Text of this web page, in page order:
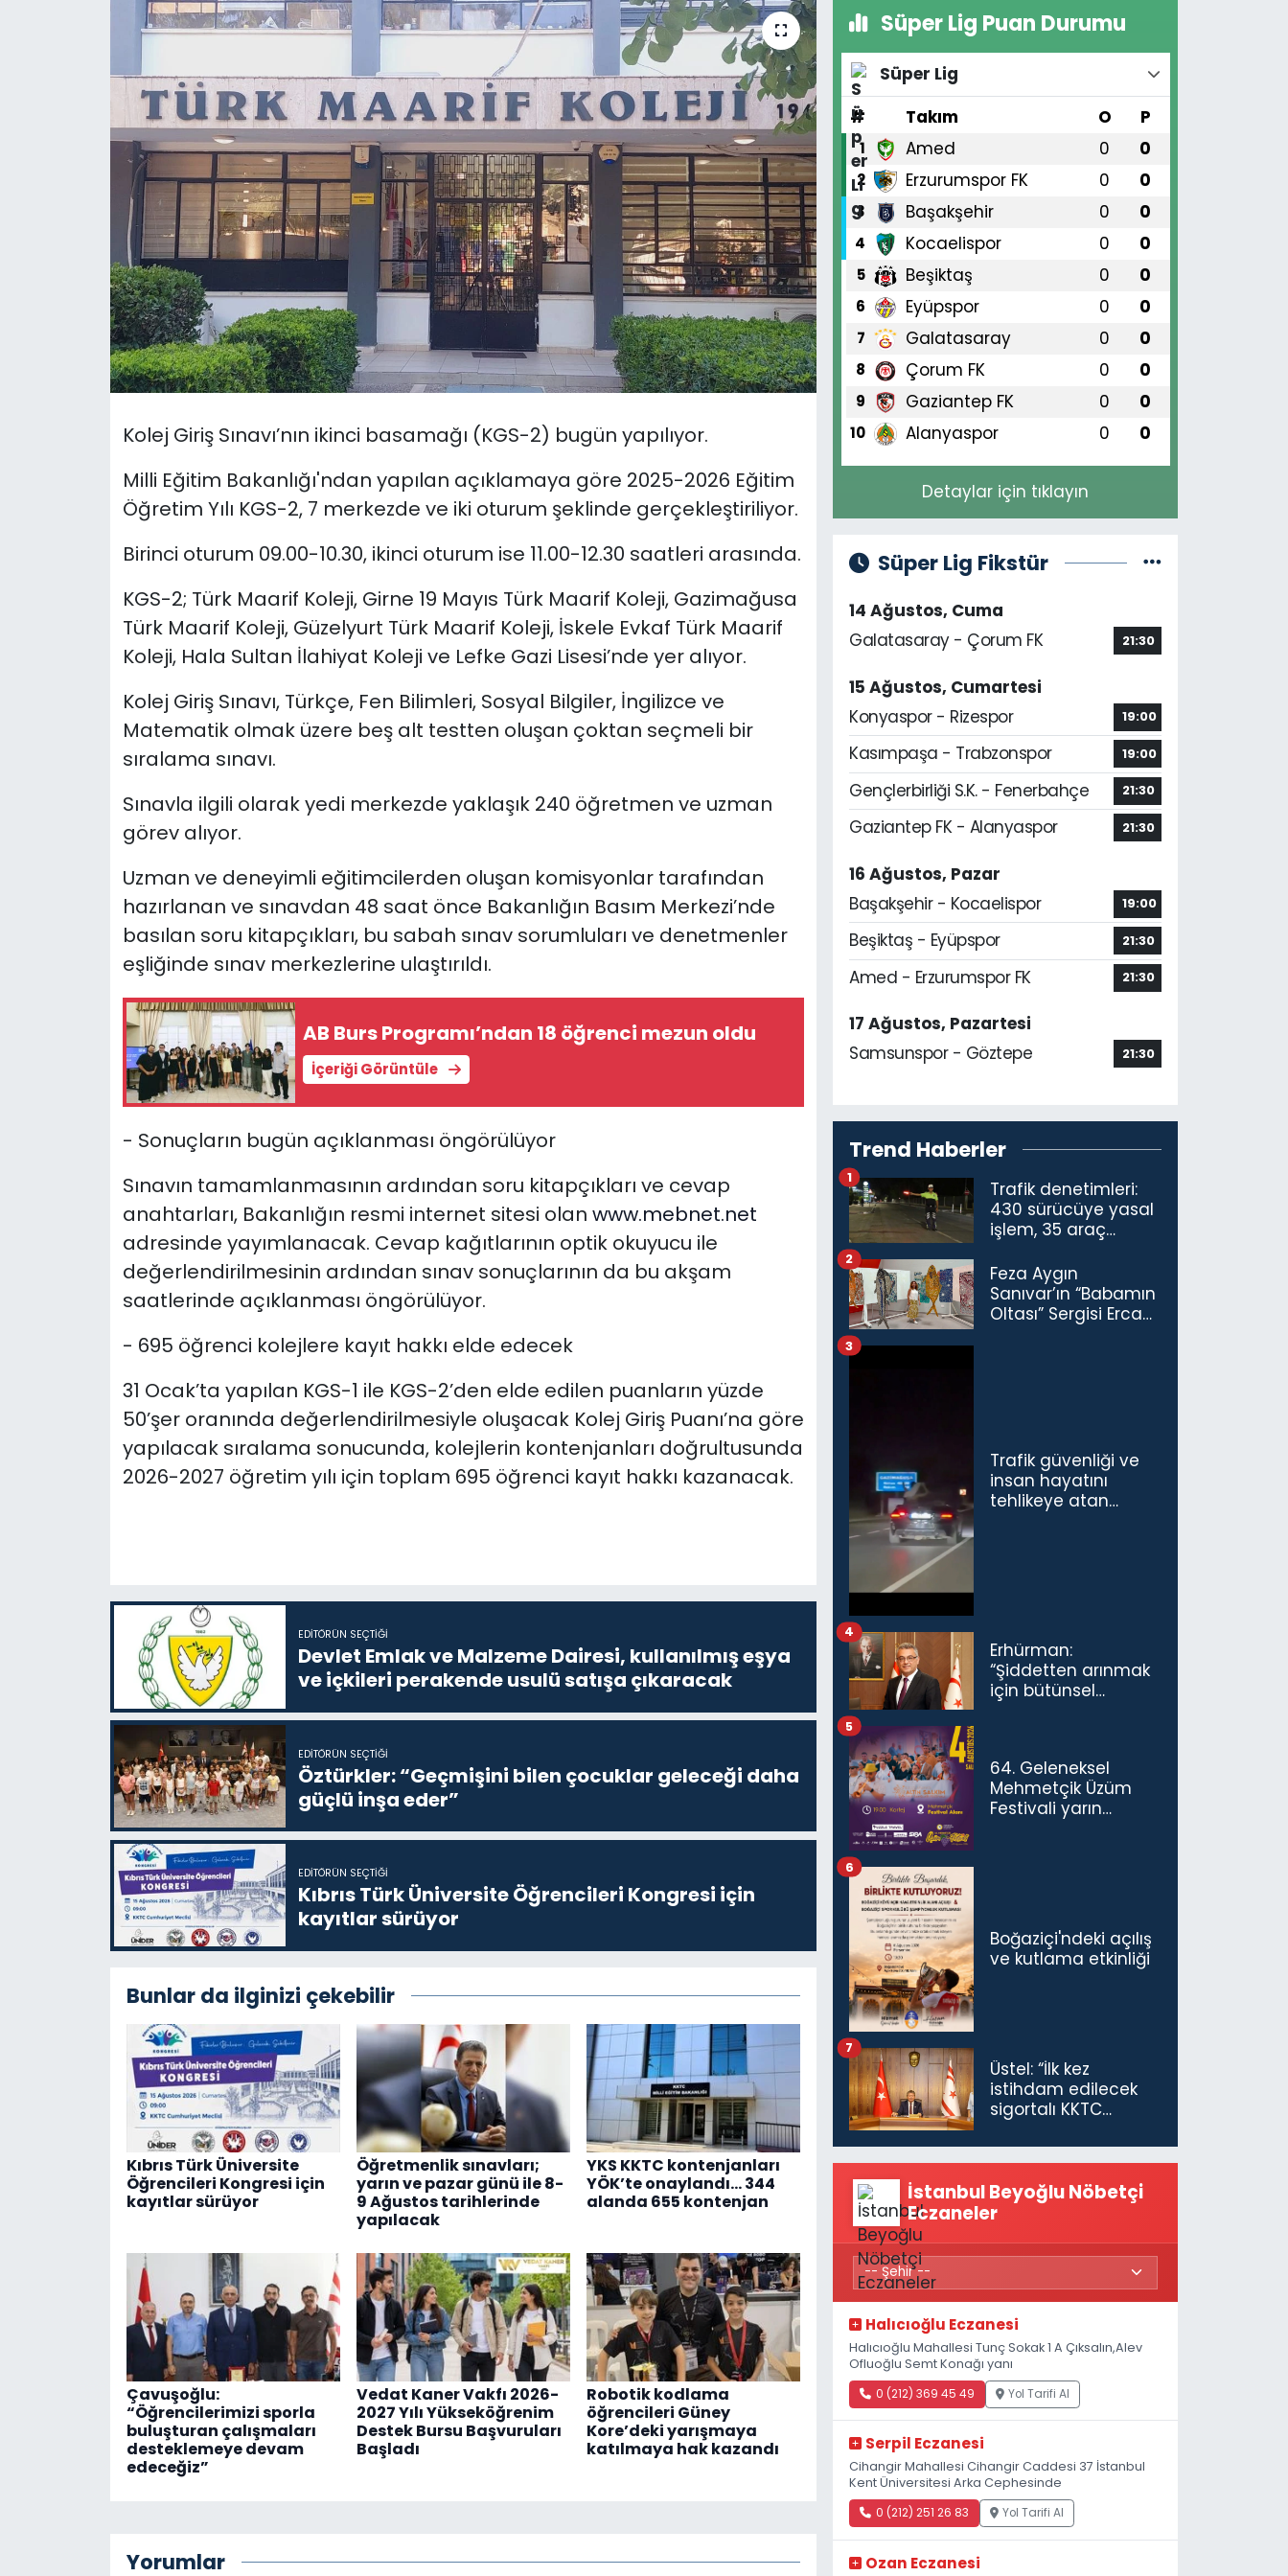
Kolej Giriş Sınavı’nın ikinci basamağı (KGS-2) bugün yapılıyor.
Milli Eğitim Bakanlığı'ndan yapılan açıklamaya göre 2025-2026 Eğitim
Öğretim Yılı KGS-2, 7 merkezde ve iki oturum şeklinde gerçekleştiriliyor.
Birinci oturum 09.00-10.30, ikinci oturum ise 11.00-12.30 saatleri arasında.
KGS-2; Türk Maarif Koleji, Girne 19 Mayıs Türk Maarif Koleji, Gazimağusa
Türk Maarif Koleji, Güzelyurt Türk Maarif Koleji, İskele Evkaf Türk Maarif
Koleji, Hala Sultan İlahiyat Koleji ve Lefke Gazi Lisesi’nde yer alıyor.
Kolej Giriş Sınavı, Türkçe, Fen Bilimleri, Sosyal Bilgiler, İngilizce ve
Matematik olmak üzere beş alt testten oluşan çoktan seçmeli bir
sıralama sınavı.
Sınavla ilgili olarak yedi merkezde yaklaşık 240 öğretmen ve uzman
görev alıyor.
Uzman ve deneyimli eğitimcilerden oluşan komisyonlar tarafından
hazırlanan ve sınavdan 48 saat önce Bakanlığın Basım Merkezi’nde
basılan soru kitapçıkları, bu sabah sınav sorumluları ve denetmenler
eşliğinde sınav merkezlerine ulaştırıldı.
AB Burs Programı’ndan 18 öğrenci mezun oldu
İçeriği Görüntüle
- Sonuçların bugün açıklanması öngörülüyor
Sınavın tamamlanmasının ardından soru kitapçıkları ve cevap
anahtarları, Bakanlığın resmi internet sitesi olan www.mebnet.net
adresinde yayımlanacak. Cevap kağıtlarının optik okuyucu ile
değerlendirilmesinin ardından sınav sonuçlarının da bu akşam
saatlerinde açıklanması öngörülüyor.
- 695 öğrenci kolejlere kayıt hakkı elde edecek
31 Ocak’ta yapılan KGS-1 ile KGS-2’den elde edilen puanların yüzde
50’şer oranında değerlendirilmesiyle oluşacak Kolej Giriş Puanı’na göre
yapılacak sıralama sonucunda, kolejlerin kontenjanları doğrultusunda
2026-2027 öğretim yılı için toplam 695 öğrenci kayıt hakkı kazanacak.
EDITÖRÜN SEÇTIĞI
Devlet Emlak ve Malzeme Dairesi, kullanılmış eşya
ve içkileri perakende usulü satışa çıkaracak
EDITÖRÜN SEÇTIĞI
Öztürkler: “Geçmişini bilen çocuklar geleceği daha
güçlü inşa eder”
EDITÖRÜN SEÇTIĞI
Kıbrıs Türk Üniversite Öğrencileri Kongresi için
kayıtlar sürüyor
Bunlar da ilginizi çekebilir
Kıbrıs Türk Üniversite
Öğrencileri Kongresi için
kayıtlar sürüyor
Öğretmenlik sınavları;
yarın ve pazar günü ile 8-
9 Ağustos tarihlerinde
yapılacak
YKS KKTC kontenjanları
YÖK’te onaylandı... 344
alanda 655 kontenjan
Çavuşoğlu:
“Öğrencilerimizi sporla
buluşturan çalışmaları
desteklemeye devam
edeceğiz”
Vedat Kaner Vakfı 2026-
2027 Yılı Yükseköğrenim
Destek Bursu Başvuruları
Başladı
Robotik kodlama
öğrencileri Güney
Kore’deki yarışmaya
katılmaya hak kazandı
Yorumlar
Süper Lig Puan Durumu
Süper Lig
#
Takım O P
1 Amed 0 0
2 Erzurumspor FK 0 0
3 Başakşehir 0 0
4 Kocaelispor 0 0
5 Beşiktaş 0 0
6 Eyüpspor 0 0
7 Galatasaray 0 0
8 Çorum FK 0 0
9 Gaziantep FK 0 0
10 Alanyaspor 0 0
Detaylar için tıklayın
Süper Lig Fikstür
14 Ağustos, Cuma
Galatasaray - Çorum FK
21:30
15 Ağustos, Cumartesi
Konyaspor - Rizespor
19:00
Kasımpaşa - Trabzonspor 19:00
Gençlerbirliği S.K. - Fenerbahçe 21:30
Gaziantep FK - Alanyaspor 21:30
16 Ağustos, Pazar
Başakşehir - Kocaelispor
19:00
Beşiktaş - Eyüpspor 21:30
Amed - Erzurumspor FK 21:30
17 Ağustos, Pazartesi
Samsunspor - Göztepe
21:30
Trend Haberler
Trafik denetimleri:
430 sürücüye yasal
işlem, 35 araç
1
Feza Aygın
Sanıvar’ın “Babamın
Oltası” Sergisi Ercan
2
Trafik güvenliği ve
insan hayatını
tehlikeye atan
3
Erhürman:
“Şiddetten arınmak
için bütünsel
4
64. Geleneksel
Mehmetçik Üzüm
Festivali yarın
5
Boğaziçi'ndeki açılış
ve kutlama etkinliği
6
Üstel: “İlk kez
istihdam edilecek
sigortalı KKTC
maaş desteğini 35
bin TL'ye çıkardık”
7
İstanbul Beyoğlu Nöbetçi
Eczaneler
Halıcıoğlu Eczanesi
Halıcıoğlu Mahallesi Tunç Sokak 1 A Çıksalın,Alev
Ofluoğlu Semt Konağı yanı
0 (212) 369 45 49 Yol Tarifi Al
Serpil Eczanesi
Cihangir Mahallesi Cihangir Caddesi 37 İstanbul
Kent Üniversitesi Arka Cephesinde
0 (212) 251 26 83 Yol Tarifi Al
Ozan Eczanesi
KKTC YEREL SEÇİM 2018
Kültür Sanat
Magazin
Nöbetçi Eczaneler
Otomobil Dünyası
Video Galeri
Yazarlar